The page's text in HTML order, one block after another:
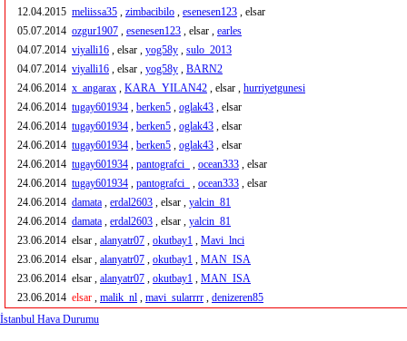
12.04.2015 meliissa35 , zimbacibilo , esenesen123 , elsar
05.07.2014 ozgur1907 , esenesen123 , elsar , earles
04.07.2014 viyalli16 , elsar , yog58y , sulo_2013
04.07.2014 viyalli16 , elsar , yog58y , BARN2
24.06.2014 x_angarax , KARA_YILAN42 , elsar , hurriyetgunesi
24.06.2014 tugay601934 , berken5 , oglak43 , elsar
24.06.2014 tugay601934 , berken5 , oglak43 , elsar
24.06.2014 tugay601934 , berken5 , oglak43 , elsar
24.06.2014 tugay601934 , pantografci_ , ocean333 , elsar
24.06.2014 tugay601934 , pantografci_ , ocean333 , elsar
24.06.2014 damata , erdal2603 , elsar , yalcin_81
24.06.2014 damata , erdal2603 , elsar , yalcin_81
23.06.2014 elsar , alanyatr07 , okutbay1 , Mavi_lnci
23.06.2014 elsar , alanyatr07 , okutbay1 , MAN_ISA
23.06.2014 elsar , alanyatr07 , okutbay1 , MAN_ISA
23.06.2014 elsar , malik_nl , mavi_sularrrr , denizeren85
İstanbul Hava Durumu